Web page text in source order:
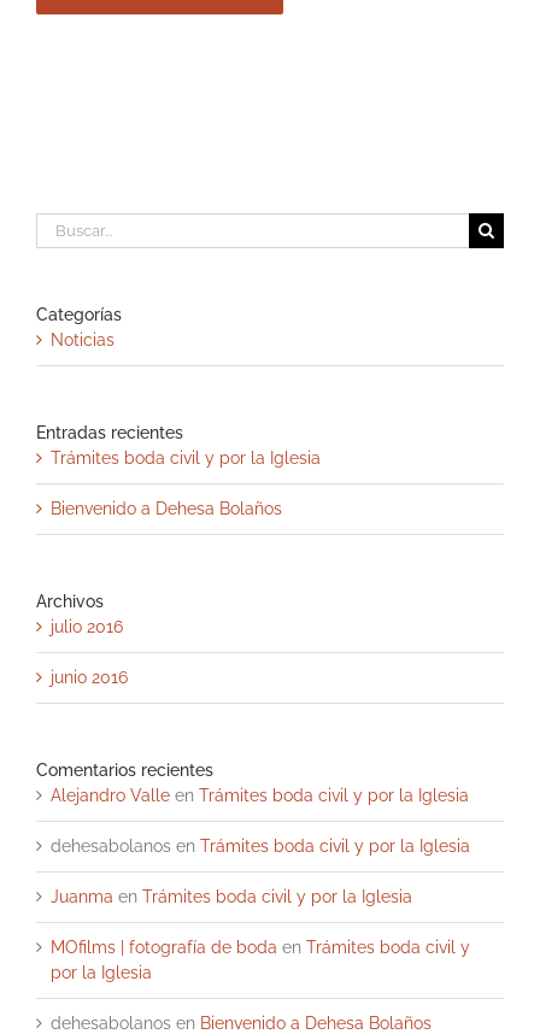
Buscar:
Categorías
Noticias
Entradas recientes
Trámites boda civil y por la Iglesia
Bienvenido a Dehesa Bolaños
Archivos
julio 2016
junio 2016
Comentarios recientes
Alejandro Valle en Trámites boda civil y por la Iglesia
dehesabolanos en Trámites boda civil y por la Iglesia
Juanma en Trámites boda civil y por la Iglesia
MOfilms | fotografía de boda en Trámites boda civil y
por la Iglesia
dehesabolanos en Bienvenido a Dehesa Bolaños